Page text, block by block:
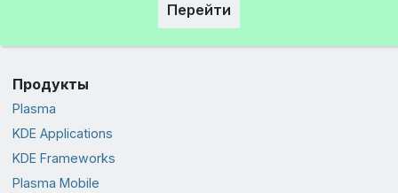
Перейти
Продукты
Plasma
KDE Applications
KDE Frameworks
Plasma Mobile